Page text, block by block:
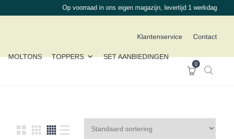
Op voorraad in ons eigen magazijn, levertijd 1 werkdag
Klantenservice Contact
MOLTONS TOPPERS SET AANBIEDINGEN
0